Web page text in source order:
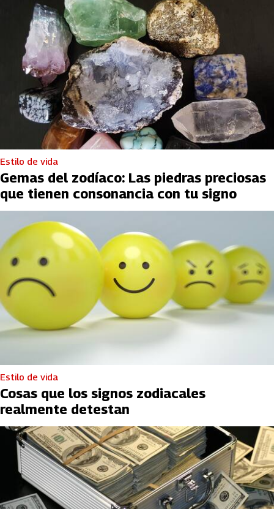
Estilo de vida
Gemas del zodíaco: Las piedras preciosas
que tienen consonancia con tu signo
Estilo de vida
Cosas que los signos zodiacales
realmente detestan